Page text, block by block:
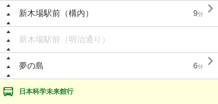
新木場駅前（構内） 9分 
新木場駅前（明治通り）
夢の島 6分 
日本科学未来館行